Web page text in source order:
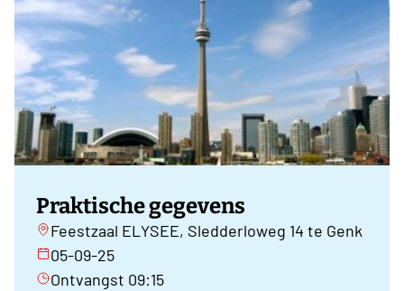
Praktische gegevens
Feestzaal ELYSEE, Sledderloweg 14 te Genk
05-09-25
Ontvangst 09:15